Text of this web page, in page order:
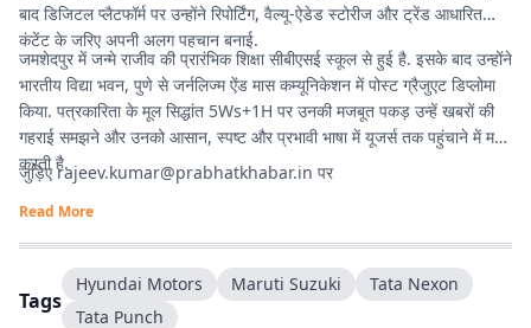
बाद डिजिटल प्लैटफॉर्म पर उन्होंने रिपोर्टिंग, वैल्यू-ऐडेड स्टोरीज और ट्रेंड आधारित
कंटेंट के जरिए अपनी अलग पहचान बनाई.
जमशेदपुर में जन्मे राजीव की प्रारंभिक शिक्षा सीबीएसई स्कूल से हुई है. इसके बाद उन्होंने
भारतीय विद्या भवन, पुणे से जर्नलिज्म ऐंड मास कम्यूनिकेशन में पोस्ट ग्रैजुएट डिप्लोमा
किया. पत्रकारिता के मूल सिद्धांत 5Ws+1H पर उनकी मजबूत पकड़ उन्हें खबरों की
गहराई समझने और उनको आसान, स्पष्ट और प्रभावी भाषा में यूजर्स तक पहुंचाने में मदद
करती है.
जुड़िएrajeev.kumar@prabhatkhabar.in पर
Read More
Tags
Hyundai Motors Maruti Suzuki
Tata Nexon
Tata Punch